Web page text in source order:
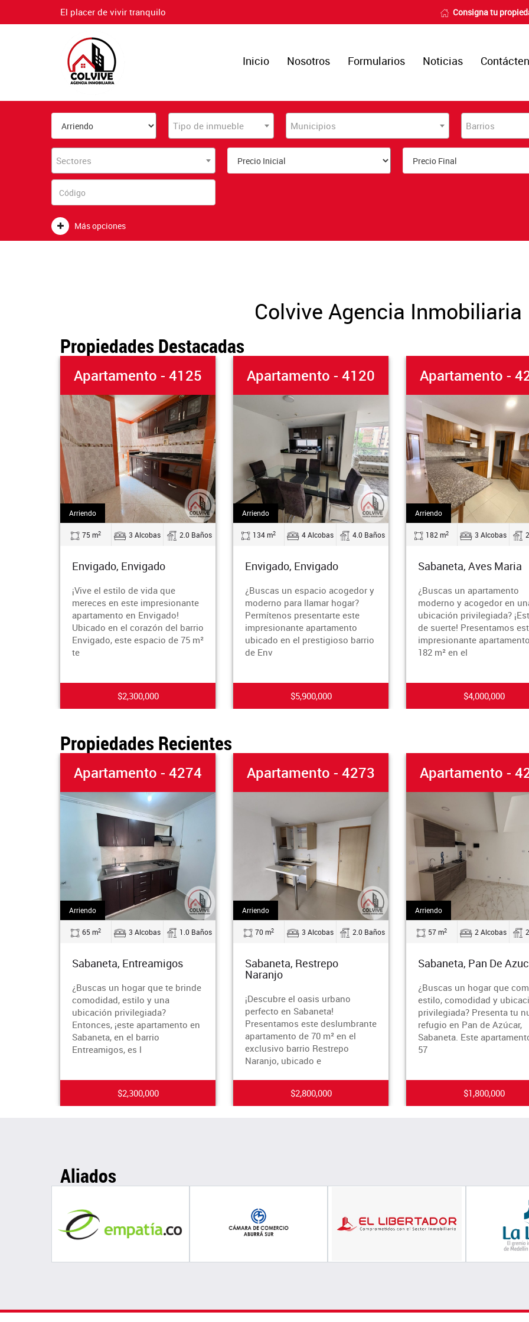
El placer de vivir tranquilo Consigna tu
Inicio Nosotros Formularios Noticias
Tipo de inmueble Municipios Barrios
Sectores
Más opciones
Colvive Agencia Inmobiliaria
Propiedades Destacadas
Apartamento - 4125
Arriendo
75 m 2 3 Alcobas 2.0 Baños
Envigado, Envigado
¡Vive el estilo de vida que
mereces en este impresionante
apartamento en Envigado!
Ubicado en el corazón del barrio
Envigado, este espacio de 75 m²
$2,300,000
Apartamento - 4120
Arriendo
134 m 2 4 Alcobas 4.0 Baños
Envigado, Envigado
¿Buscas un espacio acogedor y
moderno para llamar hogar?
Permítenos presentarte este
impresionante apartamento
ubicado en el prestigioso barrio
de Env
$5,900,000
Apartamento -
Arriendo
182 m 2 3 Alcobas 2.0
Sabaneta, Aves Maria
¿Buscas un apartamento
moderno y acogedor en una
ubicación privilegiada? ¡Estás
de suerte! Presentamos este
impresionante apartamento de
182 m² en el
$4,000,000
Propiedades Recientes
Apartamento - 4274
Arriendo
65 m2 3 Alcobas 1.0 Baños
Sabaneta, Entreamigos
¿Buscas un hogar que te brinde
comodidad, estilo y una
ubicación privilegiada?
Entonces, ¡este apartamento en
Sabaneta, en el barrio
Entreamigos, es l
$2,300,000
Apartamento - 4273
Arriendo
70 m2 3 Alcobas 2.0 Baños
Sabaneta, Restrepo
Naranjo
¡Descubre el oasis urbano
perfecto en Sabaneta!
Presentamos este deslumbrante
apartamento de 70 m² en el
exclusivo barrio Restrepo
Naranjo, ubicado e
$2,800,000
Apartamento -
Arriendo
57 m2 2 Alcobas 2.0
Sabaneta, Pan De Azucar
¿Buscas un hogar que
estilo, comodidad y ubicación
privilegiada? Presenta tu
refugio en Pan de Azúcar,
Sabaneta. Este apartamento
$1,800,000
Aliados